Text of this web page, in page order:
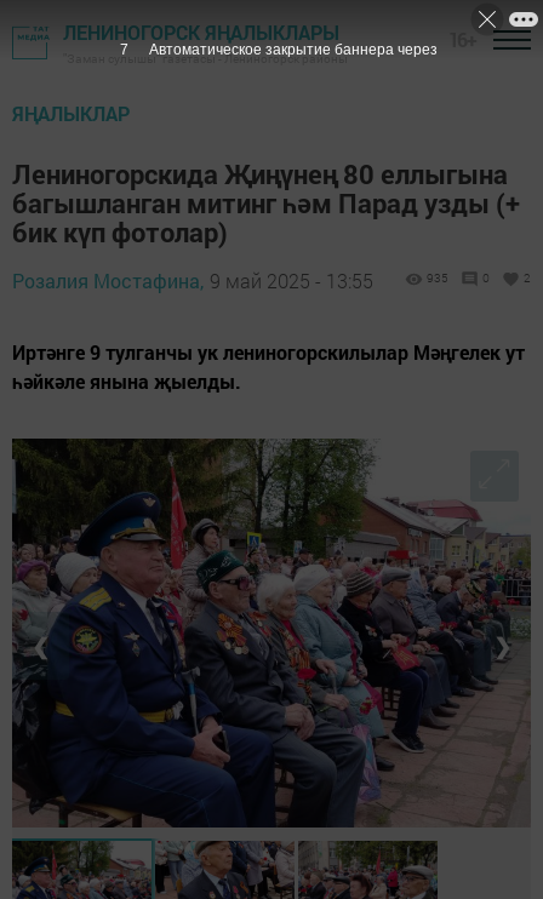
ЛЕНИНОГОРСК ЯҢАЛЫКЛАРЫ
"Заман сулышы" газетасы - Лениногорск районы
ЯҢАЛЫКЛАР
Лениногорскида Җиңүнең 80 еллыгына
багышланган митинг һәм Парад узды (+
бик күп фотолар)
Розалия Мостафина, 9 май 2025 - 13:55 935 0 2
Иртәнге 9 тулганчы ук лениногорскилылар Мәңгелек ут
һәйкәле янына җыелды.
❮ ❯
5 Автоматическое закрытие баннера через